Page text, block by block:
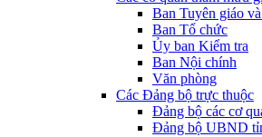
Ban Tuyên giáo
Ban Tổ chức
Ủy ban Kiểm tra
Ban Nội chính
Văn phòng
Các Đảng bộ trực thuộc
Đảng bộ các cơ
Đảng bộ UBND